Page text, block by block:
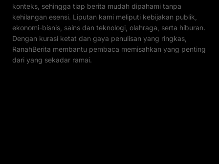
konteks, sehingga tiap berita mudah dipahami tanpa
kehilangan esensi. Liputan kami meliputi kebijakan publik,
ekonomi-bisnis, sains dan teknologi, olahraga, serta hiburan.
Dengan kurasi ketat dan gaya penulisan yang ringkas,
RanahBerita membantu pembaca memisahkan yang penting
dari yang sekadar ramai.